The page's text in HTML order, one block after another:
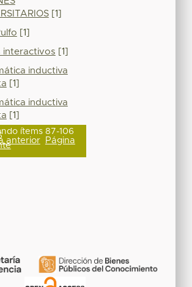
[1]
[1]
interactivos [1]
inductiva
[1]
inductiva
[1]
ítems 87-106
anterior Página